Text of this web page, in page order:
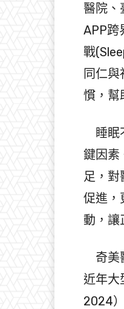
醫院、
APP跨
戰
同仁
慣，幫
睡眠
鍵因素
足，對
促進，
動，讓
奇美
近年大
2024